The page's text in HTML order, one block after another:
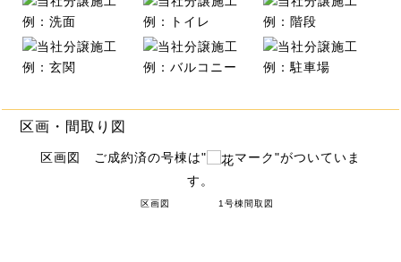
区画・間取り図
区画図 ご成約済の号棟は"
マーク"がついていま
す。
区画図 1号棟間取図